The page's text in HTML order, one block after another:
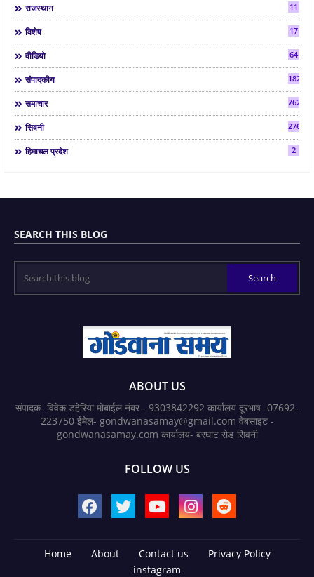
राजस्थान 11
विशेष 17
वीडियो 64
संपादकीय 182
समाचार 7624
सिवनी 2763
हिमाचल प्रदेश 2
SEARCH THIS BLOG
ABOUT US
संपादक- विवेक डहेरिया मोबाईल नंबर - 9303842292 कार्यालय दूरभाष- 07692-
223750 ईमेल- gondwanasamay@gmail.com वेबसाइट -
gondwanasamay.com कार्यालय- बरघाट रोड सिवनी
FOLLOW US
Home About Contact us
Privacy Policy
instagram